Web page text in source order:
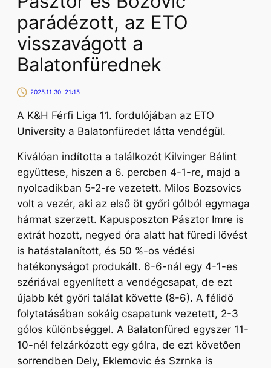
parádézott, az ETO
visszavágott a
Balatonfürednek
2025.11.30. 21:15
A K&H Férfi Liga 11. fordulójában az ETO
University a Balatonfüredet látta vendégül.
Kiválóan indította a találkozót Kilvinger Bálint
együttese, hiszen a 6. percben 4-1-re, majd a
nyolcadikban 5-2-re vezetett. Milos Bozsovics
volt a vezér, aki az első öt győri gólból egymaga
hármat szerzett. Kapusposzton Pásztor Imre is
extrát hozott, negyed óra alatt hat füredi lövést
is hatástalanított, és 50 %-os védési
hatékonyságot produkált. 6-6-nál egy 4-1-es
szériával egyenlített a vendégcsapat, de ezt
újabb két győri találat követte (8-6). A félidő
folytatásában sokáig csapatunk vezetett, 2-3
gólos különbséggel. A Balatonfüred egyszer 11-
10-nél felzárkózott egy gólra, de ezt követően
sorrendben Dely, Eklemovic és Szrnka is